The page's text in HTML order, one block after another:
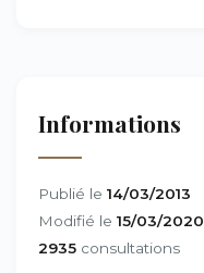
Informations
Publié le 14/03/2013
Modifié le 15/03/2020
2935 consultations